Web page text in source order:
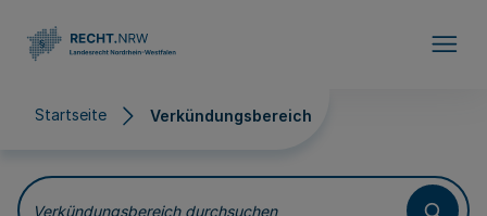
Startseite Verkündungsbereich
Verkündungsbereich